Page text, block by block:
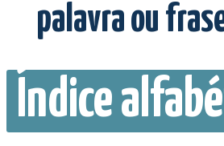
palavra ou
Índice